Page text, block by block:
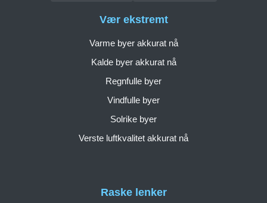
Raske lenker
Vær ekstremt
Varme byer akkurat nå
Kalde byer akkurat nå
Regnfulle byer
Vindfulle byer
Solrike byer
Verste luftkvalitet akkurat nå